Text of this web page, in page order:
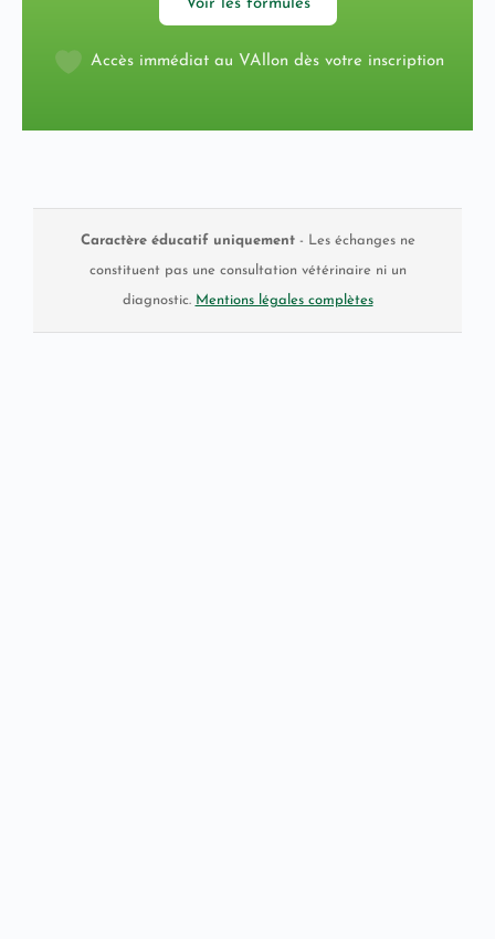
Voir les formules
Accès immédiat au VAllon dès votre inscription
Caractère éducatif uniquement- Les échanges ne
constituent pas une consultation vétérinaire ni un
diagnostic. Mentions légales complètes